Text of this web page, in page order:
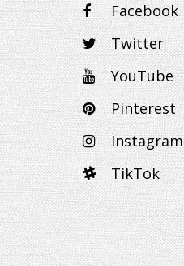
Facebook
Twitter
YouTube
Pinterest
Instagram
TikTok